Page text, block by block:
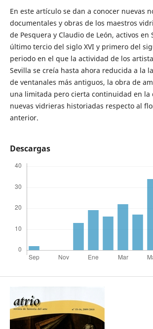
En este artículo se dan a conocer nuevas
documentales y obras de los maestros
de Pesquera y Claudio de León, activos en
último tercio del siglo XVI y primero del
periodo en el que la actividad de los
Sevilla se creía hasta ahora reducida a la
de ventanales más antiguos, la obra de
una limitada pero cierta continuidad en la
nuevas vidrieras historiadas respecto al
anterior.
Descargas